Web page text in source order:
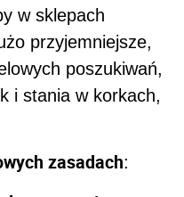
w sklepach
przyjemniejsze,
poszukiwań,
i stania w korkach,
zasadach: